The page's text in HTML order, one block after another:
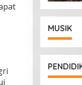
MUSIK